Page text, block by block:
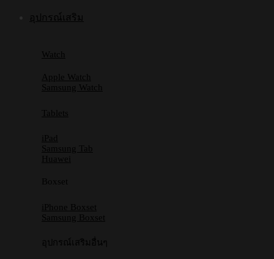
อุปกรณ์เสริม
Watch
Apple Watch
Samsung Watch
Tablets
iPad
Samsung Tab
Huawei
Boxset
iPhone Boxset
Samsung Boxset
อุปกรณ์เสริมอื่นๆ